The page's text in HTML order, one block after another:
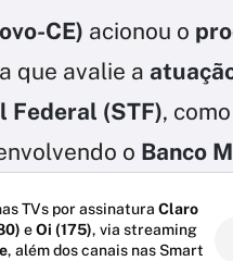
CE) acionou o
que avalie a
Federal (STF),
o Banco
TVs por assinatura Claro
eOi (175), via streaming
, além dos canais nas Smart